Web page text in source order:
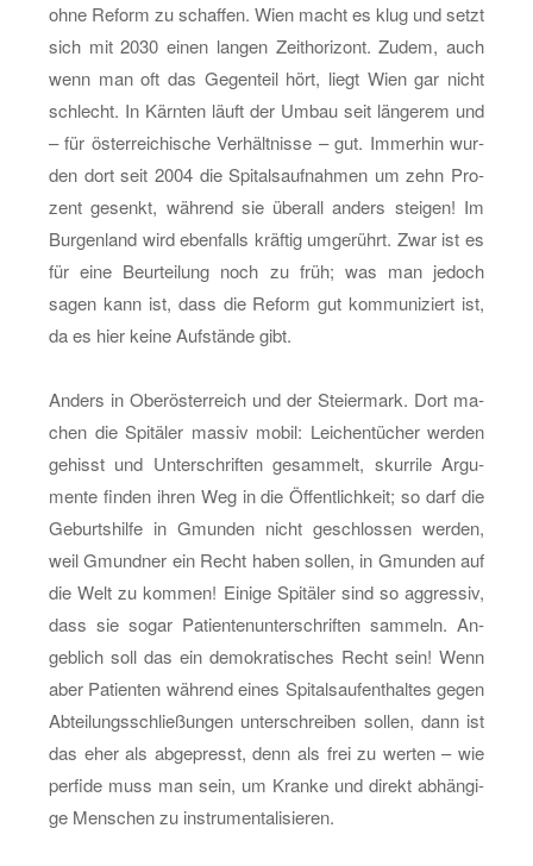
ohne Re­form zu schaf­fen. Wien macht es klug und setzt
sich mit 2030 einen lan­gen Zeit­ho­ri­zont. Zudem, auch
wenn man oft das Ge­gen­teil hört, liegt Wien gar nicht
schlecht. In Kärn­ten läuft der Umbau seit län­ge­rem und
– für ös­ter­rei­chi­sche Ver­hält­nis­se – gut. Im­mer­hin wur­
den dort seit 2004 die Spi­tals­auf­nah­men um zehn Pro­
zent ge­senkt, wäh­rend sie über­all an­ders stei­gen! Im
Bur­gen­land wird eben­falls kräf­tig um­ge­rührt. Zwar ist es
für eine Be­ur­tei­lung noch zu früh; was man je­doch
sagen kann ist, dass die Re­form gut kom­mu­ni­ziert ist,
da es hier keine Auf­stän­de gibt.
An­ders in Ober­ös­ter­reich und der Stei­er­mark. Dort ma­
chen die Spi­tä­ler mas­siv mobil: Lei­chen­tü­cher wer­den
ge­hisst und Un­ter­schrif­ten ge­sam­melt, skur­ri­le Ar­gu­
men­te fin­den ihren Weg in die Öf­fent­lich­keit; so darf die
Ge­burts­hil­fe in Gmun­den nicht ge­schlos­sen wer­den,
weil Gmund­ner ein Recht haben sol­len, in Gmun­den auf
die Welt zu kom­men! Ei­ni­ge Spi­tä­ler sind so ag­gres­siv,
dass sie sogar Pa­ti­en­ten­un­ter­schrif­ten sam­meln. An­
geb­lich soll das ein de­mo­kra­ti­sches Recht sein! Wenn
aber Pa­ti­en­ten wäh­rend eines Spi­tals­auf­ent­hal­tes gegen
Ab­tei­lungs­schlie­ßun­gen un­ter­schrei­ben sol­len, dann ist
das eher als ab­ge­presst, denn als frei zu wer­ten – wie
per­fi­de muss man sein, um Kran­ke und di­rekt ab­hän­gi­
ge Men­schen zu in­stru­men­ta­li­sie­ren.